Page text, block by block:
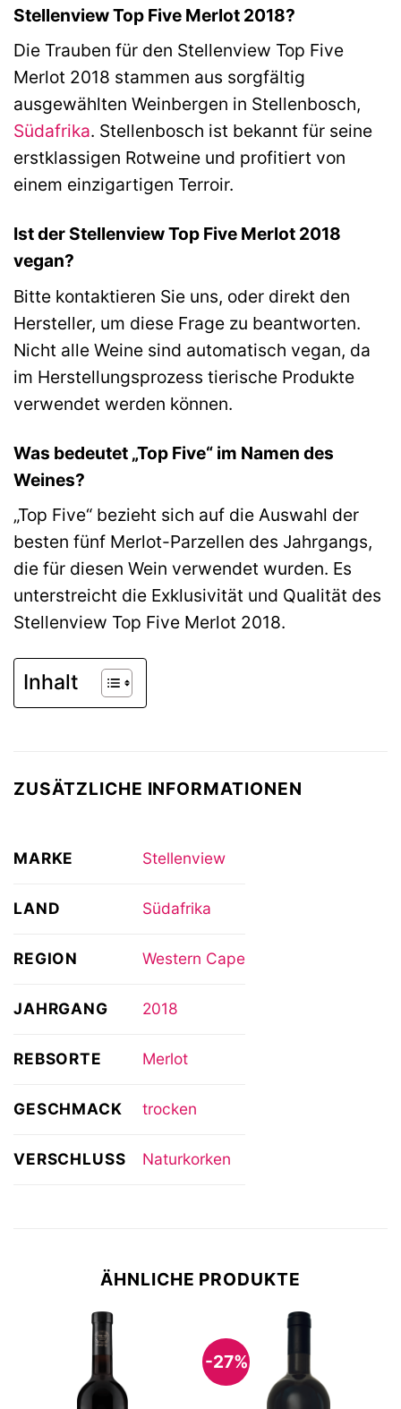
Stellenview Top Five Merlot 2018?
Die Trauben für den Stellenview Top Five
Merlot 2018 stammen aus sorgfältig
ausgewählten Weinbergen in Stellenbosch,
Südafrika. Stellenbosch ist bekannt für seine
erstklassigen Rotweine und profitiert von
einem einzigartigen Terroir.
Ist der Stellenview Top Five Merlot 2018
vegan?
Bitte kontaktieren Sie uns, oder direkt den
Hersteller, um diese Frage zu beantworten.
Nicht alle Weine sind automatisch vegan, da
im Herstellungsprozess tierische Produkte
verwendet werden können.
Was bedeutet „Top Five“ im Namen des
Weines?
„Top Five“ bezieht sich auf die Auswahl der
besten fünf Merlot-Parzellen des Jahrgangs,
die für diesen Wein verwendet wurden. Es
unterstreicht die Exklusivität und Qualität des
Stellenview Top Five Merlot 2018.
Inhalt
ZUSÄTZLICHE INFORMATIONEN
MARKE Stellenview
LAND Südafrika
REGION Western Cape
JAHRGANG 2018
REBSORTE Merlot
GESCHMACK trocken
VERSCHLUSS Naturkorken
ÄHNLICHE PRODUKTE
-27%